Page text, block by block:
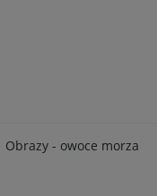
Obrazy - owoce morza